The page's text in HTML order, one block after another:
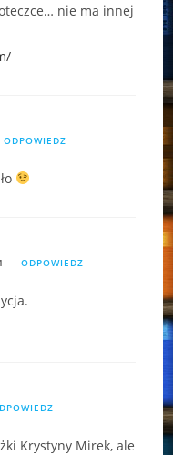
nie ma innej
ODPOWIEDZ
ODPOWIEDZ
Krystyny Mirek, ale